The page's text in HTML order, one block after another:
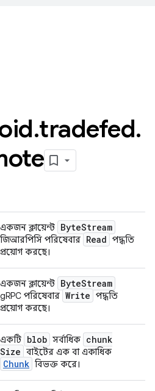
.tradefed.
একজন ক্লায়েন্ট ByteStream
জিআরপিসি পরিষেবার Read পদ্ধতি
প্রয়োগ করছে।
একজন ক্লায়েন্ট ByteStream
gRPC পরিষেবার Write পদ্ধতি
প্রয়োগ করছে।
একটি blob সর্বাধিক chunk
Size বাইটের এক বা একাধিক
Chunk বিভক্ত করে।